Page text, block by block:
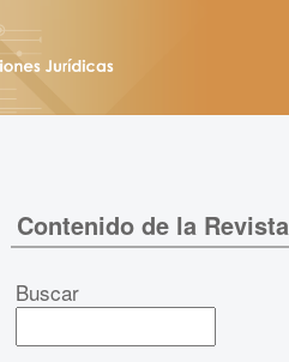
Contenido de la Revista
Buscar